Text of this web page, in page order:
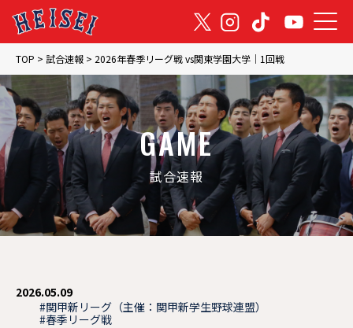
TOP
トップ
NEWS
お知らせ
GAME
試合速報
TEAM
チーム紹介
TOP > 試合速報 > 2026年春季リーグ戦 vs関東学園大学｜1回戦
GAME
試合速報
2026.05.09
#関甲新リーグ（主催：関甲新学生野球連盟）
#春季リーグ戦